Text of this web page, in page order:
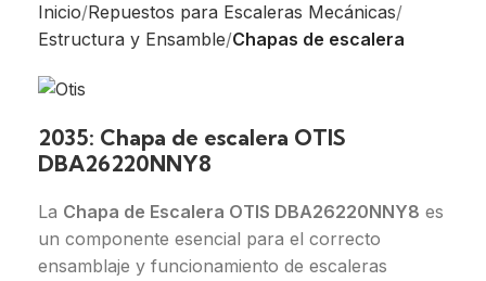
Inicio Repuestos para Escaleras Mecánicas
Estructura y Ensamble Chapas de escalera
2035: Chapa de escalera OTIS
DBA26220NNY8
La Chapa de Escalera OTIS DBA26220NNY8 es
un componente esencial para el correcto
ensamblaje y funcionamiento de escaleras